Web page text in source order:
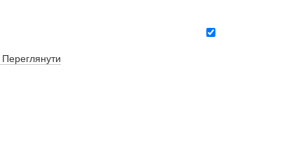
Переглянути